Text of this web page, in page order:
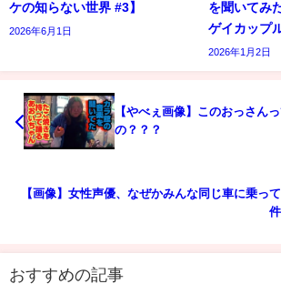
ケの知らない世界 #3】
2026年6月1日
を聞いてみ
ゲイカップ
2026年1月2日
【やべぇ画像】このおっさん
の？？？
【画像】女性声優、なぜかみんな同じ車に乗っ
おすすめの記事